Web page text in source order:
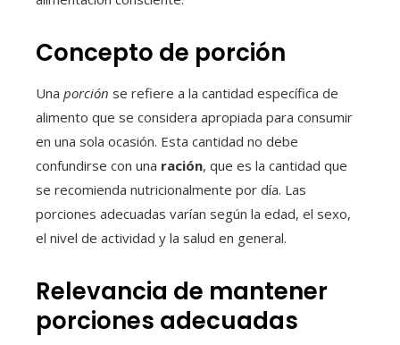
Concepto de porción
Una porción se refiere a la cantidad específica de
alimento que se considera apropiada para consumir
en una sola ocasión. Esta cantidad no debe
confundirse con una ración, que es la cantidad que
se recomienda nutricionalmente por día. Las
porciones adecuadas varían según la edad, el sexo,
el nivel de actividad y la salud en general.
Relevancia de mantener
porciones adecuadas